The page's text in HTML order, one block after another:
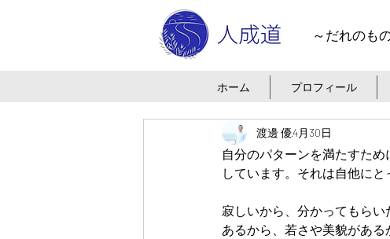
～だれのも
ホーム プロフィール
渡邊 優4月30日
自分のパターンを満たすた
しています。それは自他に
寂しいから、分かってもら
あるから、若さや美貌がある